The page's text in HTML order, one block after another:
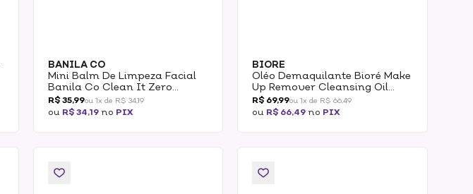
BANILA CO
Mini Balm De Limpeza Facial
Banila Co Clean It Zero
Cleansing 7g
R$ 35,99ou 1x de R$ 34,19
ou R$ 34,19no PIX
BIORE
Oléo Demaquilante Bioré Make
Up Remover Cleansing Oil
150ml
R$ 69,99ou 1x de R$ 66,49
ou R$ 66,49 no PIX